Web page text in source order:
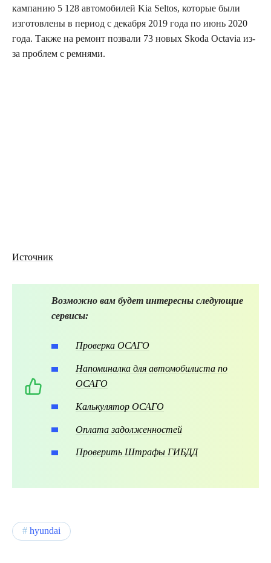
кампанию 5 128 автомобилей Kia Seltos, которые были
изготовлены в период с декабря 2019 года по июнь 2020
года. Также на ремонт позвали 73 новых Skoda Octavia из-
за проблем с ремнями.
Источник
Возможно вам будет интересны следующие
сервисы:
Проверка ОСАГО
Напоминалка для автомобилиста по
ОСАГО
Калькулятор ОСАГО
Оплата задолженностей
Проверить Штрафы ГИБДД
hyundai